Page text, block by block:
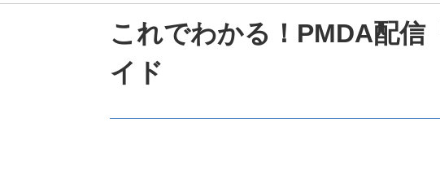
これでわかる！PMDA配信
イド